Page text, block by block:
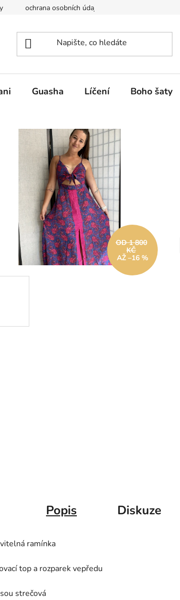
ochrana osobních údajů
Guasha Líčení Boho šaty
OD 1 800
KČ
AŽ –16 %
Popis Diskuze
ramínka
top a rozparek vepředu
strečová